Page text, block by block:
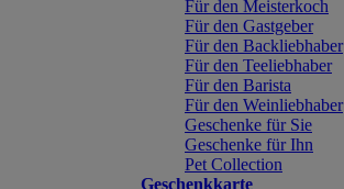
Für den Meisterkoch
Für den Gastgeber
Für den Backliebhaber
Für den Teeliebhaber
Für den Barista
Für den Weinliebhaber
Geschenke für Sie
Geschenke für Ihn
Pet Collection
Geschenkkarte